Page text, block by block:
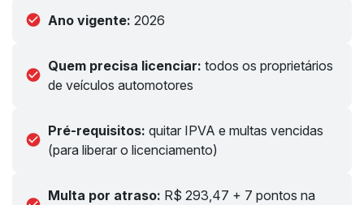
Ano vigente: 2026
Quem precisa licenciar: todos os proprietários
de veículos automotores
Pré-requisitos: quitar IPVA e multas vencidas
(para liberar o licenciamento)
Multa por atraso: R$ 293,47 + 7 pontos na